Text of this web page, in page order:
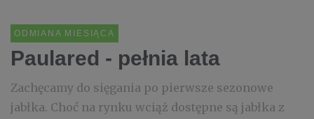
ODMIANA MIESIĄCA
Paulared - pełnia lata
Zachęcamy do sięgania po pierwsze sezonowe
jabłka. Choć na rynku wciąż dostępne są jabłka z